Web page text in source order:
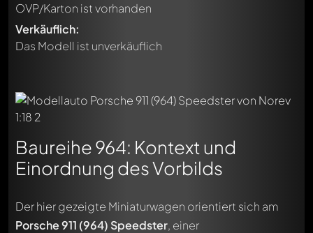
OVP/Karton ist vorhanden
Verkäuflich:
Das Modell ist unverkäuflich
Baureihe 964: Kontext und
Einordnung des Vorbilds
Der hier gezeigte Miniaturwagen orientiert sich am
Porsche 911 (964) Speedster, einer